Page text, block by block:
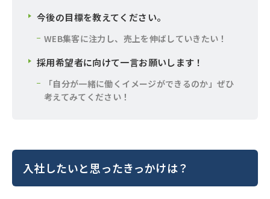
今後の目標を教えてください。
WEB集客に注力し、売上を伸ばしていきたい！
採用希望者に向けて一言お願いします！
「自分が一緒に働くイメージができるのか」ぜひ
考えてみてください！
入社したいと思ったきっかけは？